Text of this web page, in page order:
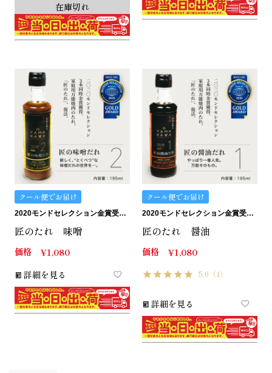
在庫切れ
クール便でお届け
2020モンドセレクション金賞受賞。匠のたれ。
匠のたれ 味噌
価格 ¥1,080
詳細を見る
クール便でお届け
2020モンドセレクション金賞受賞。匠のたれ。
匠のたれ 醤油
価格 ¥1,080
5.0 （1）
詳細を見る